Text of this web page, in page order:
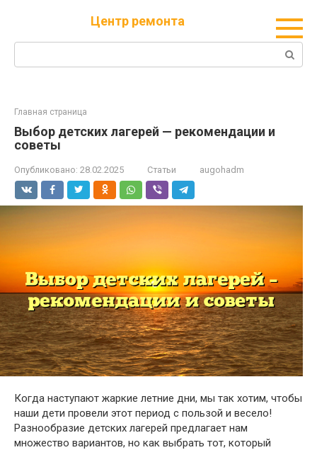
Центр ремонта
Поиск:
Главная страница
Выбор детских лагерей — рекомендации и
советы
Опубликовано: 28.02.2025 Статьи augohadm
Когда наступают жаркие летние дни, мы так хотим, чтобы
наши дети провели этот период с пользой и весело!
Разнообразие детских лагерей предлагает нам
множество вариантов, но как выбрать тот, который